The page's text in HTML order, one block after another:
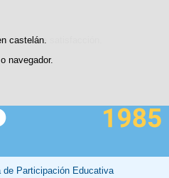
de uso e satisfacción.
castelán.
navegador.
de Participación Educativa